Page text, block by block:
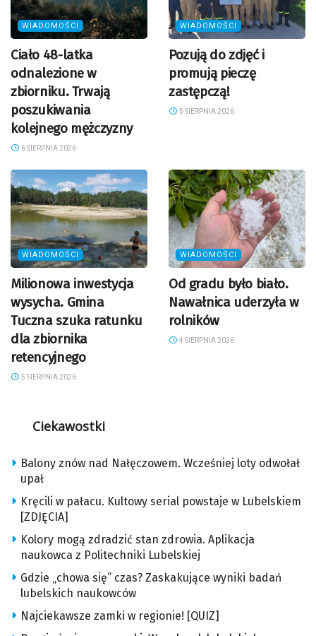
WIADOMOŚCI
Ciało 48-latka
odnalezione w
zbiorniku. Trwają
poszukiwania
kolejnego mężczyzny
6 SIERPNIA 2026
WIADOMOŚCI
Pozują do zdjęć i
promują pieczę
zastępczą!
5 SIERPNIA 2026
WIADOMOŚCI
Milionowa inwestycja
wysycha. Gmina
Tuczna szuka ratunku
dla zbiornika
retencyjnego
5 SIERPNIA 2026
WIADOMOŚCI
Od gradu było biało.
Nawałnica uderzyła w
rolników
4 SIERPNIA 2026
Ciekawostki
Balony znów nad Nałęczowem. Wcześniej loty odwołał
upał
Kręcili w pałacu. Kultowy serial powstaje w Lubelskiem
[ZDJĘCIA]
Kolory mogą zdradzić stan zdrowia. Aplikacja
naukowca z Politechniki Lubelskiej
Gdzie „chowa się” czas? Zaskakujące wyniki badań
lubelskich naukowców
Najciekawsze zamki w regionie! [QUIZ]